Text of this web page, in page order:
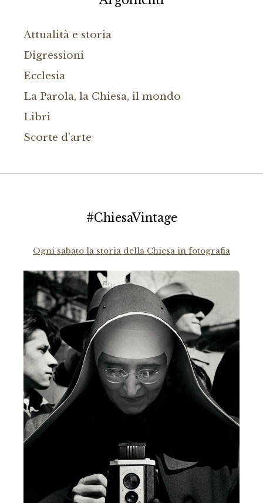
Attualità e storia
Digressioni
Ecclesia
La Parola, la Chiesa, il mondo
Libri
Scorte d'arte
#ChiesaVintage
Ogni sabato la storia della Chiesa in fotografia